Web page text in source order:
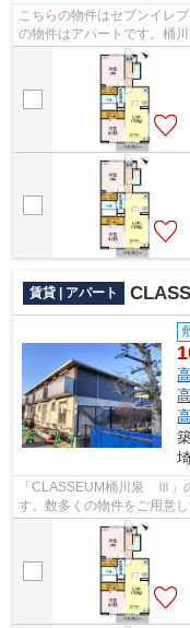
こちらの物件はセブンイレ
の物件はアパートです。桶
にお任せ下さい。地域に特化
賃貸 | アパート
「CLASSEUM桶川泉 Ⅲ」
す。数多くの物件をご用意
さい。スタッフ一同、ご協